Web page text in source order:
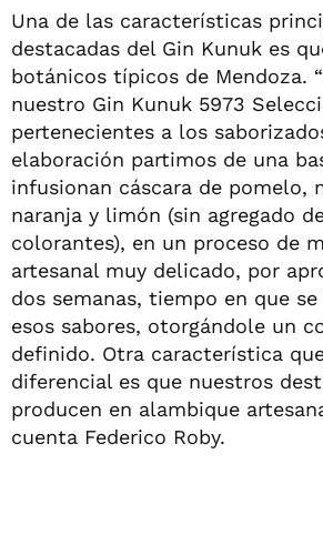
Una de las características
destacadas del Gin Kunuk es
botánicos típicos de Mendoza.
nuestro Gin Kunuk 5973
pertenecientes a los
elaboración partimos de una
infusionan cáscara de pomelo,
naranja y limón (sin agregado
colorantes), en un proceso de
artesanal muy delicado, por
dos semanas, tiempo en que
esos sabores, otorgándole un
definido. Otra característica
diferencial es que nuestros
producen en alambique
cuenta Federico Roby.